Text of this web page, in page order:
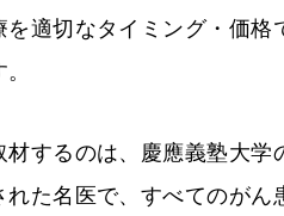
を適切なタイミング・価
材するのは、慶應義塾大学
れた名医で、すべてのが